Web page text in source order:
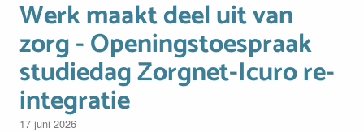
Werk maakt deel uit van
zorg - Openingstoespraak
studiedag Zorgnet-Icuro re-
integratie
17 juni 2026